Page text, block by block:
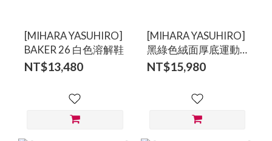
[MIHARA YASUHIRO]
BAKER 26 白色溶解鞋
NT$13,480
[MIHARA YASUHIRO]
黑綠色絨面厚底運動
溶解鞋
NT$15,980